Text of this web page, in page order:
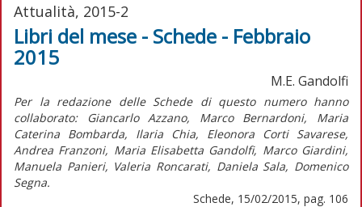
Attualità, 2015-2
Libri del mese - Schede - Febbraio
2015
M.E. Gandolfi
Per la redazione delle Schede di questo numero hanno
collaborato: Giancarlo Azzano, Marco Bernardoni, Maria
Caterina Bombarda, Ilaria Chia, Eleonora Corti Savarese,
Andrea Franzoni, Maria Elisabetta Gandolfi, Marco Giardini,
Manuela Panieri, Valeria Roncarati, Daniela Sala, Domenico
Segna.
Schede, 15/02/2015, pag. 106